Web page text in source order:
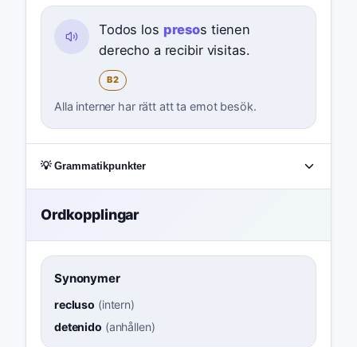
Todos los presos tienen
derecho a recibir visitas.
B2
Alla interner har rätt att ta emot besök.
💡 Grammatikpunkter
Ordkopplingar
Synonymer
recluso (intern)
detenido (anhållen)